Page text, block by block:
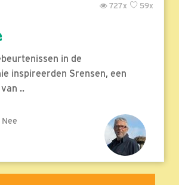
59x
727x
in de
inspireerden Srensen, een
..